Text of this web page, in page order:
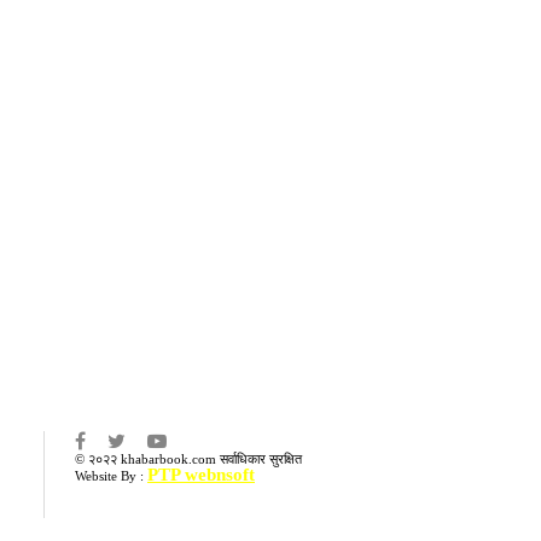
© २०२२ khabarbook.com सर्वाधिकार सुरक्षित
Website By : PTP webnsoft